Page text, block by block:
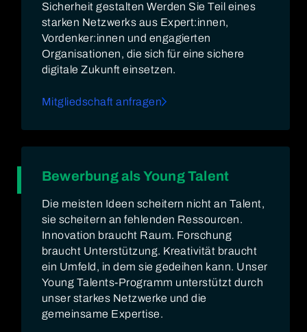
Sicherheit gestalten Werden Sie Teil eines
starken Netzwerks aus Expert:innen,
Vordenker:innen und engagierten
Organisationen, die sich für eine sichere
digitale Zukunft einsetzen.
Mitgliedschaft anfragen
Bewerbung als Young Talent
Die meisten Ideen scheitern nicht an Talent,
sie scheitern an fehlenden Ressourcen.
Innovation braucht Raum. Forschung
braucht Unterstützung. Kreativität braucht
ein Umfeld, in dem sie gedeihen kann. Unser
Young Talents-Programm unterstützt durch
unser starkes Netzwerke und die
gemeinsame Expertise.